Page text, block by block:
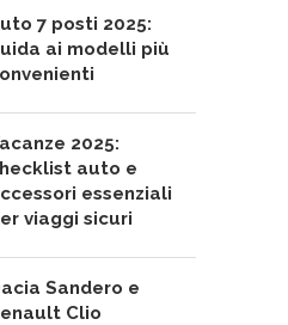
7 posti 2025:
ai modelli più
2025:
auto e
essenziali
viaggi sicuri
Sandero e
Clio